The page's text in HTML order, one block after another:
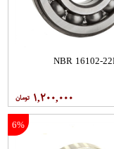
۱,۲۰۰,۰۰۰
6%